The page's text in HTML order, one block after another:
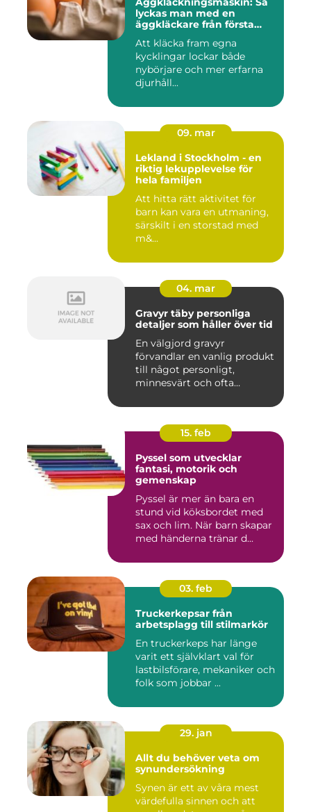
lyckas man med en
äggkläckare från första
Att kläcka fram egna
kycklingar lockar både
nybörjare och mer erfarna
djurhåll...
09. mar
Lekland i Stockholm - en
riktig lekupplevelse för
hela familjen
Att hitta rätt aktivitet för
barn kan vara en utmaning,
särskilt i en storstad med
m&...
04. mar
Gravyr täby personliga
detaljer som håller över tid
En välgjord gravyr
förvandlar en vanlig produkt
till något personligt,
minnesvärt och ofta
15. feb
Pyssel som utvecklar
fantasi, motorik och
gemenskap
Pyssel är mer än bara en
stund vid köksbordet med
sax och lim. När barn skapar
med händerna tränar d...
03. feb
Truckerkepsar från
arbetsplagg till stilmarkör
En truckerkeps har länge
varit ett självklart val för
lastbilsförare, mekaniker och
folk som jobbar ...
29. jan
Allt du behöver veta om
synundersökning
Synen är ett av våra mest
värdefulla sinnen och att